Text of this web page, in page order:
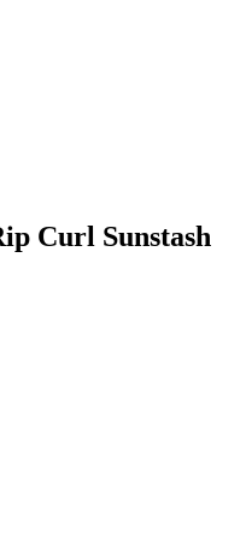
Curl Sunstash